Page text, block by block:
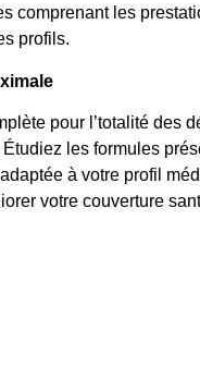
comprenant les
profils.
pour l’totalité des
les formules
à votre profil
votre couverture